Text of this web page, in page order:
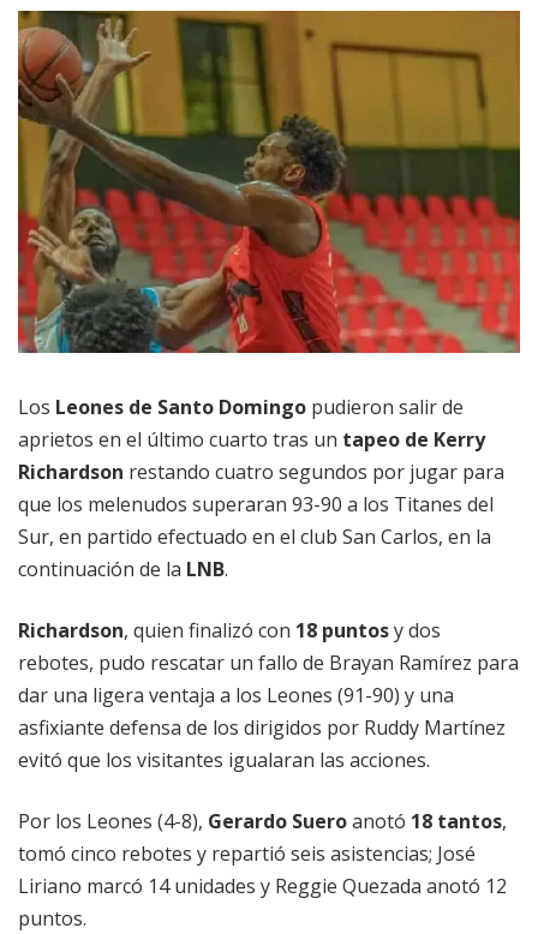
Los Leones de Santo Domingo pudieron salir de
aprietos en el último cuarto tras un tapeo de Kerry
Richardson restando cuatro segundos por jugar para
que los melenudos superaran 93-90 a los Titanes del
Sur, en partido efectuado en el club San Carlos, en la
continuación de la LNB.
Richardson, quien finalizó con 18 puntosy dos
rebotes, pudo rescatar un fallo de Brayan Ramírez para
dar una ligera ventaja a los Leones (91-90) y una
asfixiante defensa de los dirigidos por Ruddy Martínez
evitó que los visitantes igualaran las acciones.
Por los Leones (4-8), Gerardo Sueroanotó 18 tantos,
tomó cinco rebotes y repartió seis asistencias; José
Liriano marcó 14 unidades y Reggie Quezada anotó 12
puntos.